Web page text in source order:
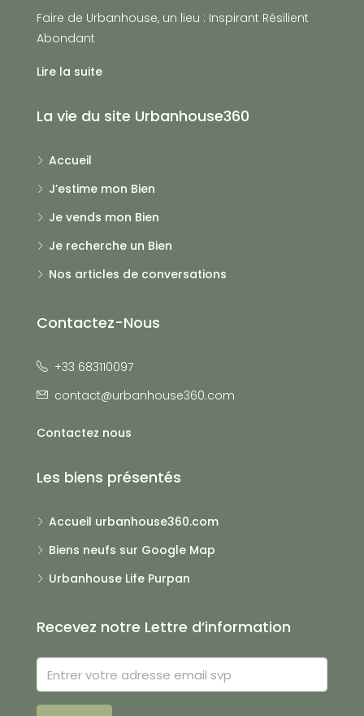
Faire de Urbanhouse, un lieu : Inspirant Résilient
Abondant
Lire la suite
La vie du site Urbanhouse360
Accueil
J’estime mon Bien
Je vends mon Bien
Je recherche un Bien
Nos articles de conversations
Contactez-Nous
+33 683110097
contact@urbanhouse360.com
Contactez nous
Les biens présentés
Accueil urbanhouse360.com
Biens neufs sur Google Map
Urbanhouse Life Purpan
Recevez notre Lettre d’information